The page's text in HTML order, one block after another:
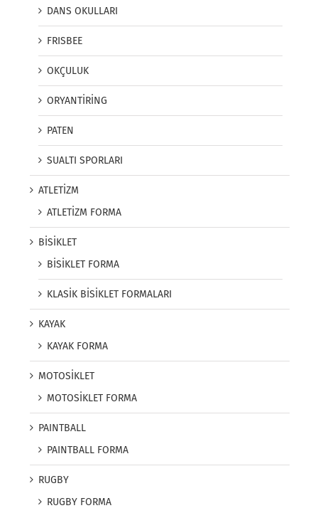
DANS OKULLARI
FRISBEE
OKÇULUK
ORYANTİRİNG
PATEN
SUALTI SPORLARI
ATLETİZM
ATLETİZM FORMA
BİSİKLET
BİSİKLET FORMA
KLASİK BİSİKLET FORMALARI
KAYAK
KAYAK FORMA
MOTOSİKLET
MOTOSİKLET FORMA
PAINTBALL
PAINTBALL FORMA
RUGBY
RUGBY FORMA